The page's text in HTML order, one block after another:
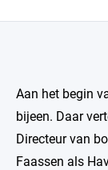
Aan het begin
bijeen. Daar
Directeur van
Faassen als